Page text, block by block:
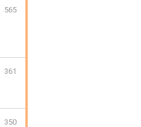
565
361
350